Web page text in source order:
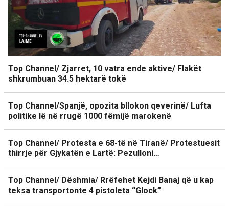
Top Channel/ Zjarret, 10 vatra ende aktive/ Flakët
shkrumbuan 34.5 hektarë tokë
Top Channel/Spanjë, opozita bllokon qeverinë/ Lufta
politike lë në rrugë 1000 fëmijë marokenë
Top Channel/ Protesta e 68-të në Tiranë/ Protestuesit
thirrje për Gjykatën e Lartë: Pezulloni…
Top Channel/ Dëshmia/ Rrëfehet Kejdi Banaj që u kap
teksa transportonte 4 pistoleta “Glock”